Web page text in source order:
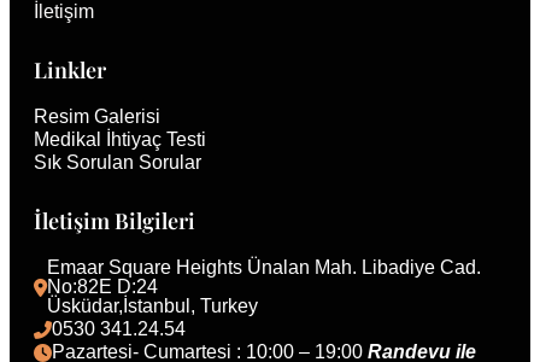
İletişim
Linkler
Resim Galerisi
Medikal İhtiyaç Testi
Sık Sorulan Sorular
İletişim Bilgileri
Emaar Square Heights Ünalan Mah. Libadiye Cad.
No:82E D:24
Üsküdar,İstanbul, Turkey
0530 341.24.54
Pazartesi- Cumartesi : 10:00 – 19:00 Randevu ile